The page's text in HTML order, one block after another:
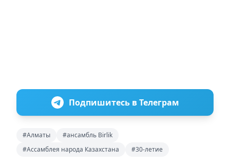
Подпишитесь в Телеграм
#Алматы
#ансамбль Birlik
#Ассамблея народа Казахстана
#30-летие